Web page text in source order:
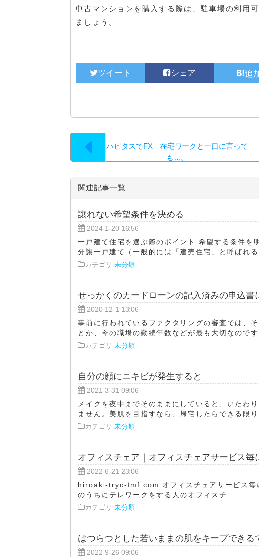
中古マンションを購入する際は、駐車場の利用
ましょう。
ハピタスでFX｜在宅ワークと一口に言って
も…。
関連記事一覧
譲れない希望条件を決める
2024-1-20 16:56
一戸建て住宅を選ぶ際のポイント 希望する条件を
分譲一戸建て（一般的には「建売住宅」と呼ばれ
カテゴリ 未分類
せっかくのカードローンの記入済みの申込書
2020-12-1 13:06
事前に行われているファクタリングの審査では、
とか、今の職場の勤続年数などが最も大切なので
カテゴリ 未分類
自分の顔にニキビが発生すると
2021-3-31 09:06
メイクを夜中までそのままにしていると、いたわ
ません。美肌を目指すなら、帰宅したらできる限
カテゴリ 未分類
オフィスチェア｜オフィスチェアサービス毎
2022-6-21 23:06
hiroaki-tryc-fmf.com オフィスチェアサービス毎
のうちにテレワークをする人のオフィスチ...
カテゴリ 未分類
はつらつとした若いままの肌をキープできる
2022-9-26 09:06